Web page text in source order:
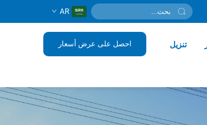
AR
تنزيل احصل على عرض أسعار